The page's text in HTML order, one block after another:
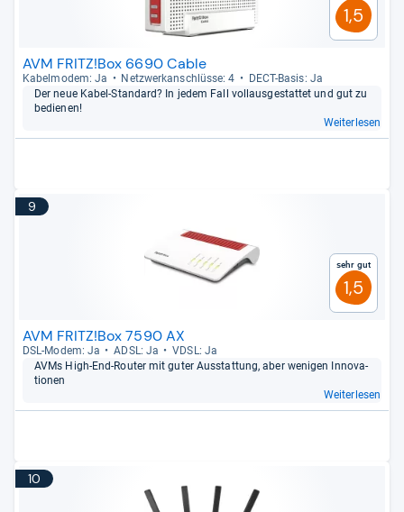
1,5
AVM FRITZ!Box 6690 Cable
Kabelm­odem: Ja Netz­werk­an­schlüsse: 4
DECT-​Basis: Ja
Der neue Kabel-​Stan­dard? In jedem Fall vol­l­aus­ge­stat­tet und gut zu
bedie­nen!
Weiterlesen
9
Sehr gut
1,5
AVM FRITZ!Box 7590 AX
DSL-​Modem: Ja ADSL: Ja
VDSL: Ja
AVMs High-​End-​Rou­ter mit guter Aus­stat­tung, aber weni­gen Inno­va­
tio­nen
Weiterlesen
10